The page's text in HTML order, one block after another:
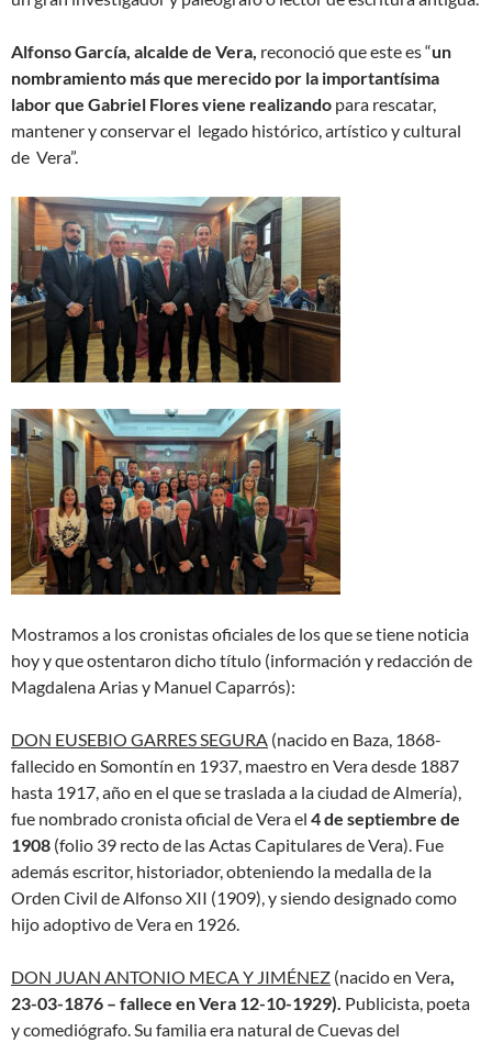
Alfonso García, alcalde de Vera, reconoció que este es “un
nombramiento más que merecido por la importantísima
labor que Gabriel Flores viene realizando para rescatar,
mantener y conservar el legado histórico, artístico y cultural
de Vera”.
Mostramos a los cronistas oficiales de los que se tiene noticia
hoy y que ostentaron dicho título (información y redacción de
Magdalena Arias y Manuel Caparrós):
DON EUSEBIO GARRES SEGURA (nacido en Baza, 1868-
fallecido en Somontín en 1937, maestro en Vera desde 1887
hasta 1917, año en el que se traslada a la ciudad de Almería),
fue nombrado cronista oficial de Vera el 4 de septiembre de
1908 (folio 39 recto de las Actas Capitulares de Vera). Fue
además escritor, historiador, obteniendo la medalla de la
Orden Civil de Alfonso XII (1909), y siendo designado como
hijo adoptivo de Vera en 1926.
DON JUAN ANTONIO MECA Y JIMÉNEZ (nacido en Vera
23-03-1876 – fallece enVera 12-10-1929). Publicista, poeta
y comediógrafo. Su familia era natural de Cuevas del